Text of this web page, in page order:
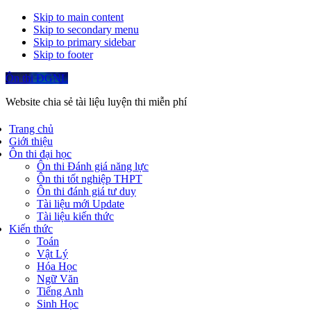
Skip to main content
Skip to secondary menu
Skip to primary sidebar
Skip to footer
Ôn thi ĐGNL
Website chia sẻ tài liệu luyện thi miễn phí
Trang chủ
Giới thiệu
Ôn thi đại học
Ôn thi Đánh giá năng lực
Ôn thi tốt nghiệp THPT
Ôn thi đánh giá tư duy
Tài liệu mới Update
Tài liệu kiến thức
Kiến thức
Toán
Vật Lý
Hóa Học
Ngữ Văn
Tiếng Anh
Sinh Học